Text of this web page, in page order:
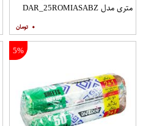
متری مدل DAR_25ROMIASABZ
۰
5%